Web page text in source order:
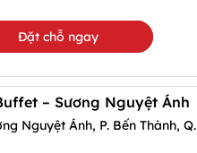
Đặt chỗ ngay
– Sương Nguyệt Ánh
Nguyệt Ánh, P. Bến Thành, Q.